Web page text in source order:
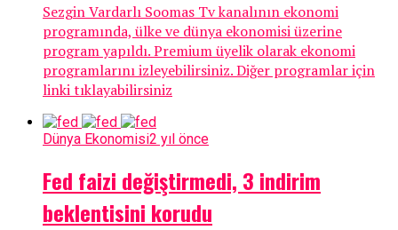
Sezgin Vardarlı Soomas Tv kanalının ekonomi
programında, ülke ve dünya ekonomisi üzerine
program yapıldı. Premium üyelik olarak ekonomi
programlarını izleyebilirsiniz. Diğer programlar için
linki tıklayabilirsiniz
Dünya Ekonomisi2 yıl önce
Fed faizi değiştirmedi, 3 indirim
beklentisini korudu